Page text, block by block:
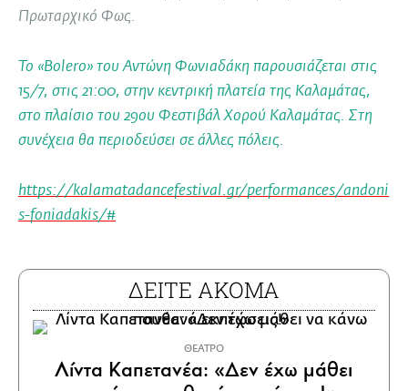
Πρωταρχικό Φως.
Το «Bolero» του Αντώνη Φωνιαδάκη παρουσιάζεται στις
15/7, στις 21:00, στην κεντρική πλατεία της Καλαμάτας,
στο πλαίσιο του 29ου Φεστιβάλ Χορού Καλαμάτας. Στη
συνέχεια θα περιοδεύσει σε άλλες πόλεις.
https://kalamatadancefestival.gr/performances/andoni
s-foniadakis/#
ΔΕΙΤΕ ΑΚΟΜΑ
ΘΕΑΤΡΟ
Λίντα Καπετανέα: «Δεν έχω μάθει